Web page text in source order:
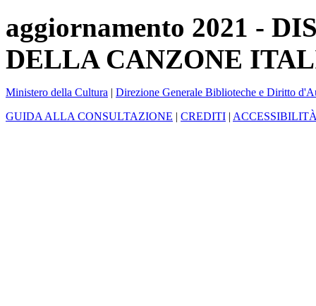
aggiornamento 2021 -
DELLA CANZONE
Ministero della Cultura | Direzione Generale Biblioteche e Diritto
GUIDA ALLA CONSULTAZIONE | CREDITI |